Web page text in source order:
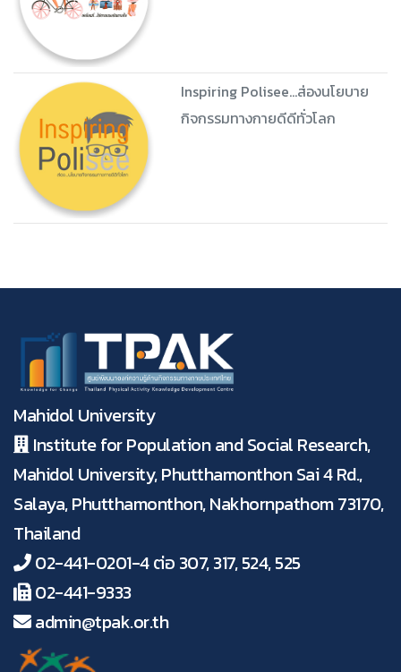
Inspiring Polisee...ส่องนโยบาย
กิจกรรมทางกายดีดีทั่วโลก
Mahidol University
Institute for Population and Social Research,
Mahidol University, Phutthamonthon Sai 4 Rd.,
Salaya, Phutthamonthon, Nakhornpathom 73170,
Thailand
02-441-0201-4 ต่อ 307, 317, 524, 525
02-441-9333
admin@tpak.or.th